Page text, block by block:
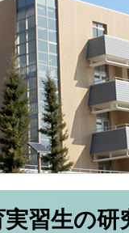
実習生の研